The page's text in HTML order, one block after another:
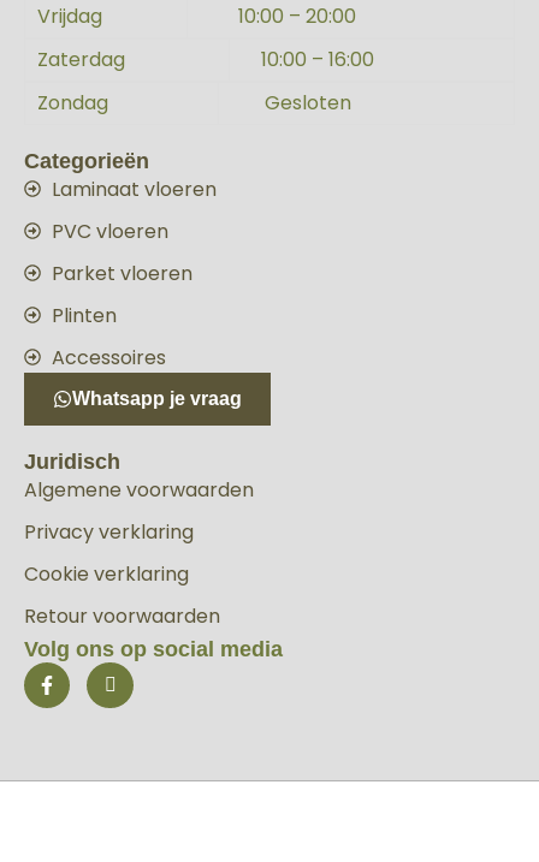
Vrijdag
10:00 – 20:00
Zaterdag
10:00 – 16:00
Zondag
Gesloten
Categorieën
Laminaat vloeren
PVC vloeren
Parket vloeren
Plinten
Accessoires
Whatsapp je vraag
Juridisch
Algemene voorwaarden
Privacy verklaring
Cookie verklaring
Retour voorwaarden
Volg ons op social media